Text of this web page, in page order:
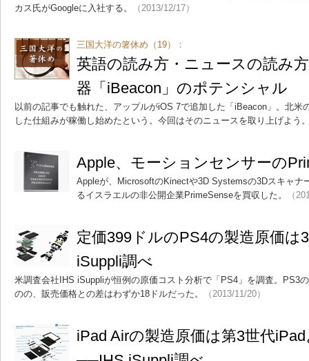
カス氏がGoogleに入社する。
（2013/12/17）
三国大洋の箸休め（19）：
英語の読み方・ニュースの読み
器「iBeacon」のポテンシャル
以前の記事でも触れた、アップルがiOS 7で追加した「iBeacon」。北米
した仕組みが稼働し始めたという。今回はそのニュースを取り上げよう
Apple、モーションセンサーの
Appleが、MicrosoftのKinectや3D Systemsの3Dスキャナ
るイスラエルの非公開企業PrimeSenseを買収した。
（
定価399ドルのPS4の製造原価
iSuppli調べ
米調査会社IHS iSuppliが恒例の原価コスト分析で「PS4」を調査。PS3
のの、販売価格との差はわずか18ドルだった。
（2013/11/20）
iPad Airの製造原価は第3世代